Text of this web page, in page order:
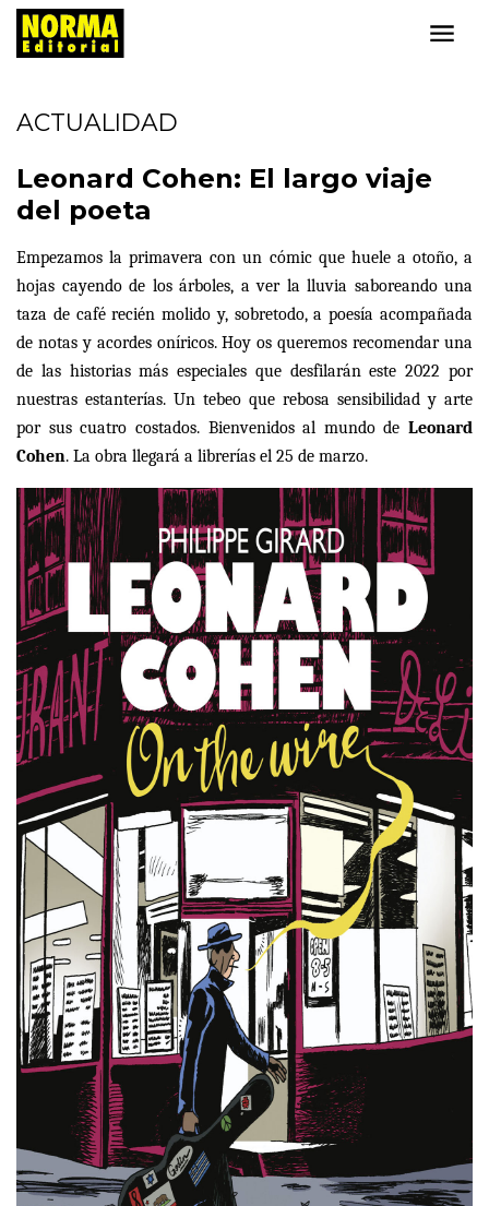
ACTUALIDAD
Leonard Cohen: El largo viaje
del poeta
Empezamos la primavera con un cómic que huele a otoño, a
hojas cayendo de los árboles, a ver la lluvia saboreando una
taza de café recién molido y, sobretodo, a poesía acompañada
de notas y acordes oníricos. Hoy os queremos recomendar una
de las historias más especiales que desfilarán este 2022 por
nuestras estanterías. Un tebeo que rebosa sensibilidad y arte
por sus cuatro costados. Bienvenidos al mundo de Leonard
Cohen. La obra llegará a librerías el 25 de marzo.